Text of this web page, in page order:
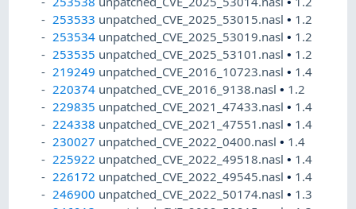
253533 unpatched_CVE_2025_53015.nasl• 1.2
253534 unpatched_CVE_2025_53019.nasl• 1.2
253535 unpatched_CVE_2025_53101.nasl• 1.2
219249 unpatched_CVE_2016_10723.nasl• 1.4
220374 unpatched_CVE_2016_9138.nasl• 1.2
229835 unpatched_CVE_2021_47433.nasl• 1.4
224338 unpatched_CVE_2021_47551.nasl• 1.4
230027 unpatched_CVE_2022_0400.nasl• 1.4
225922 unpatched_CVE_2022_49518.nasl• 1.4
226172 unpatched_CVE_2022_49545.nasl• 1.4
246900 unpatched_CVE_2022_50174.nasl• 1.3